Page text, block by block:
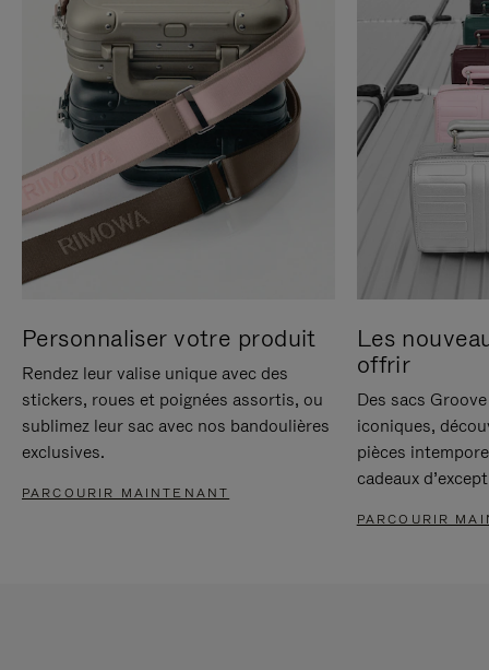
Personnaliser votre produit
Rendez leur valise unique avec des
stickers, roues et poignées assortis, ou
sublimez leur sac avec nos bandoulières
exclusives.
PARCOURIR MAINTENANT
Les
offrir
Des sacs
iconiques,
pièces
cadeaux
PARCOURIR